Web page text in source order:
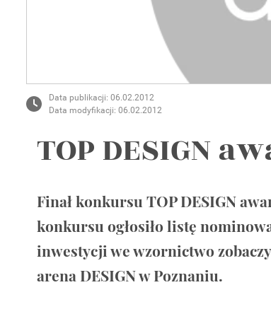
Wellnes
Data publikacji: 06.02.2012
Data modyfikacji: 06.02.2012
TOP DESIGN
Finał konkursu TOP DESIGN
konkursu ogłosiło listę
inwestycji we wzornictwo
arena DESIGN w Poznaniu.